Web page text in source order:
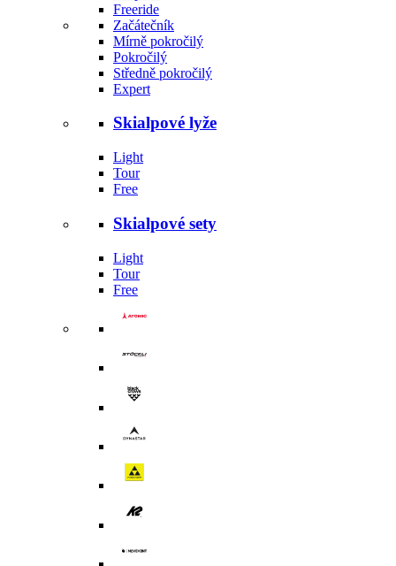
Freeride
Začátečník
Mírně pokročilý
Pokročilý
Středně pokročilý
Expert
Skialpové lyže
Light
Tour
Free
Skialpové sety
Light
Tour
Free